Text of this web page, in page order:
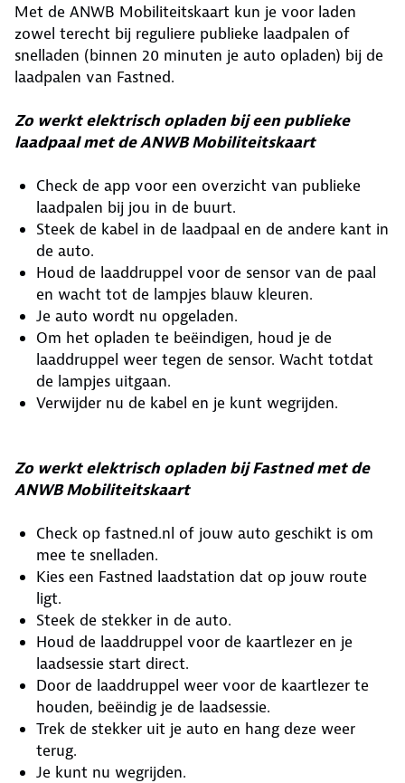
Met de ANWB Mobiliteitskaart kun je voor laden
zowel terecht bij reguliere publieke laadpalen of
snelladen (binnen 20 minuten je auto opladen) bij de
laadpalen van Fastned.
Zo werkt elektrisch opladen bij een publieke
laadpaal met de ANWB Mobiliteitskaart
Check de app voor een overzicht van publieke
laadpalen bij jou in de buurt.
Steek de kabel in de laadpaal en de andere kant in
de auto.
Houd de laaddruppel voor de sensor van de paal
en wacht tot de lampjes blauw kleuren.
Je auto wordt nu opgeladen.
Om het opladen te beëindigen, houd je de
laaddruppel weer tegen de sensor. Wacht totdat
de lampjes uitgaan.
Verwijder nu de kabel en je kunt wegrijden.
Zo werkt elektrisch opladen bij Fastned met de
ANWB Mobiliteitskaart
Check op fastned.nl of jouw auto geschikt is om
mee te snelladen.
Kies een Fastned laadstation dat op jouw route
ligt.
Steek de stekker in de auto.
Houd de laaddruppel voor de kaartlezer en je
laadsessie start direct.
Door de laaddruppel weer voor de kaartlezer te
houden, beëindig je de laadsessie.
Trek de stekker uit je auto en hang deze weer
terug.
Je kunt nu wegrijden.